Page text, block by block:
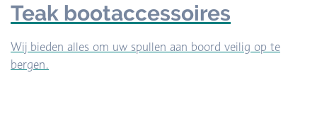
Teak bootaccessoires
Wij bieden alles om uw spullen aan boord veilig op te
bergen.